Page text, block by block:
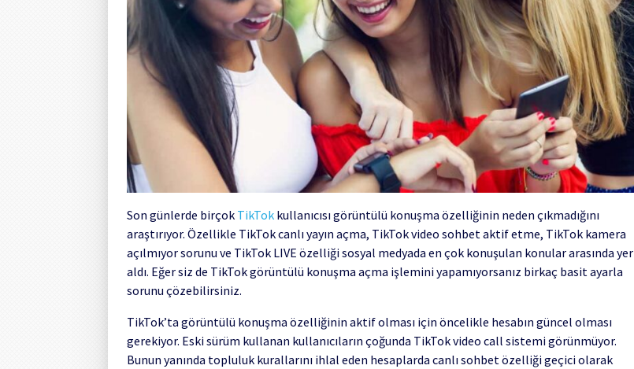
Son günlerde birçok TikTok kullanıcısı görüntülü konuşma özelliğinin neden çıkmadığını
araştırıyor. Özellikle TikTok canlı yayın açma, TikTok video sohbet aktif etme, TikTok kamera
açılmıyor sorunu ve TikTok LIVE özelliği sosyal medyada en çok konuşulan konular arasında yer
aldı. Eğer siz de TikTok görüntülü konuşma açma işlemini yapamıyorsanız birkaç basit ayarla
sorunu çözebilirsiniz.
TikTok’ta görüntülü konuşma özelliğinin aktif olması için öncelikle hesabın güncel olması
gerekiyor. Eski sürüm kullanan kullanıcıların çoğunda TikTok video call sistemi görünmüyor.
Bunun yanında topluluk kurallarını ihlal eden hesaplarda canlı sohbet özelliği geçici olarak